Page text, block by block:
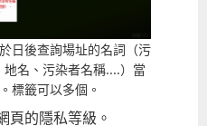
日後查詢場址的名詞（污
名、污染者名稱....）當
標籤可以多個。
頁的隱私等級。